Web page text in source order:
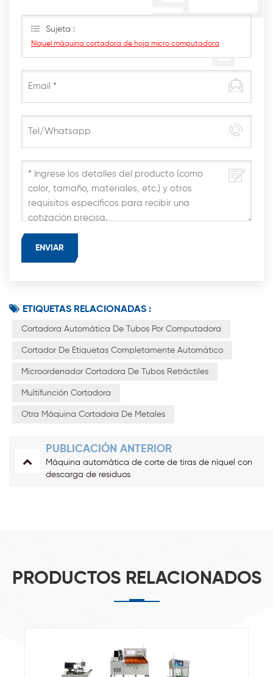
Sujeta :
Níquel máquina cortadora de hoja micro computadora
ETIQUETAS RELACIONADAS :
Cortadora Automática De Tubos Por Computadora
Cortador De Etiquetas Completamente Automático
Microordenador Cortadora De Tubos Retráctiles
Multifunción Cortadora
Otra Máquina Cortadora De Metales
PUBLICACIÓN ANTERIOR
Máquina automática de corte de tiras de níquel con
descarga de residuos
PRODUCTOS RELACIONADOS